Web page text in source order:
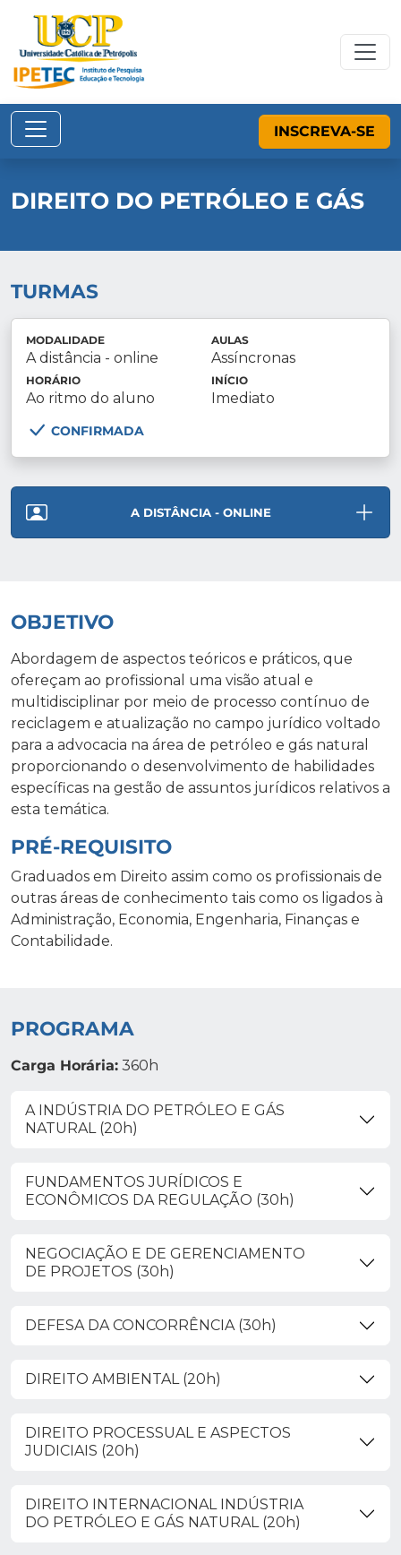
INSCREVA-SE
DIREITO DO PETRÓLEO E GÁS
TURMAS
MODALIDADE
A distância - online
AULAS
Assíncronas
HORÁRIO
Ao ritmo do aluno
INÍCIO
Imediato
CONFIRMADA
A DISTÂNCIA - ONLINE
OBJETIVO
Abordagem de aspectos teóricos e práticos, que
ofereçam ao profissional uma visão atual e
multidisciplinar por meio de processo contínuo de
reciclagem e atualização no campo jurídico voltado
para a advocacia na área de petróleo e gás natural
proporcionando o desenvolvimento de habilidades
específicas na gestão de assuntos jurídicos relativos a
esta temática.
PRÉ-REQUISITO
Graduados em Direito assim como os profissionais de
outras áreas de conhecimento tais como os ligados à
Administração, Economia, Engenharia, Finanças e
Contabilidade.
PROGRAMA
Carga Horária: 360h
A INDÚSTRIA DO PETRÓLEO E GÁS
NATURAL (20h)
FUNDAMENTOS JURÍDICOS E
ECONÔMICOS DA REGULAÇÃO (30h)
NEGOCIAÇÃO E DE GERENCIAMENTO
DE PROJETOS (30h)
DEFESA DA CONCORRÊNCIA (30h)
DIREITO AMBIENTAL (20h)
DIREITO PROCESSUAL E ASPECTOS
JUDICIAIS (20h)
DIREITO INTERNACIONAL INDÚSTRIA
DO PETRÓLEO E GÁS NATURAL (20h)